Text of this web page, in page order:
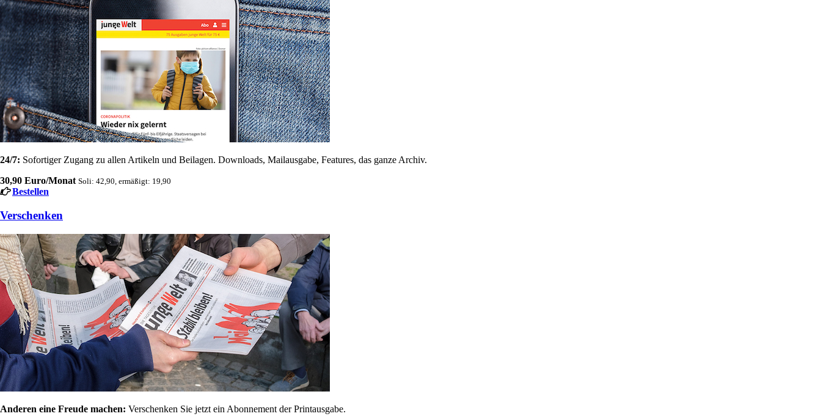
24/7: Sofortiger Zugang zu allen Artikeln und Beilagen. Downloads, Mailausgabe, Features, das ganze Archiv.
30,90 Euro/Monat Soli: 42,90, ermäßigt: 19,90
Bestellen
Verschenken
Anderen eine Freude machen: Verschenken Sie jetzt ein Abonnement der Printausgabe.